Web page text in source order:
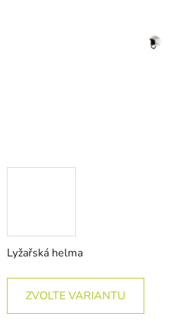
Lyžařská helma
ZVOLTE VARIANTU